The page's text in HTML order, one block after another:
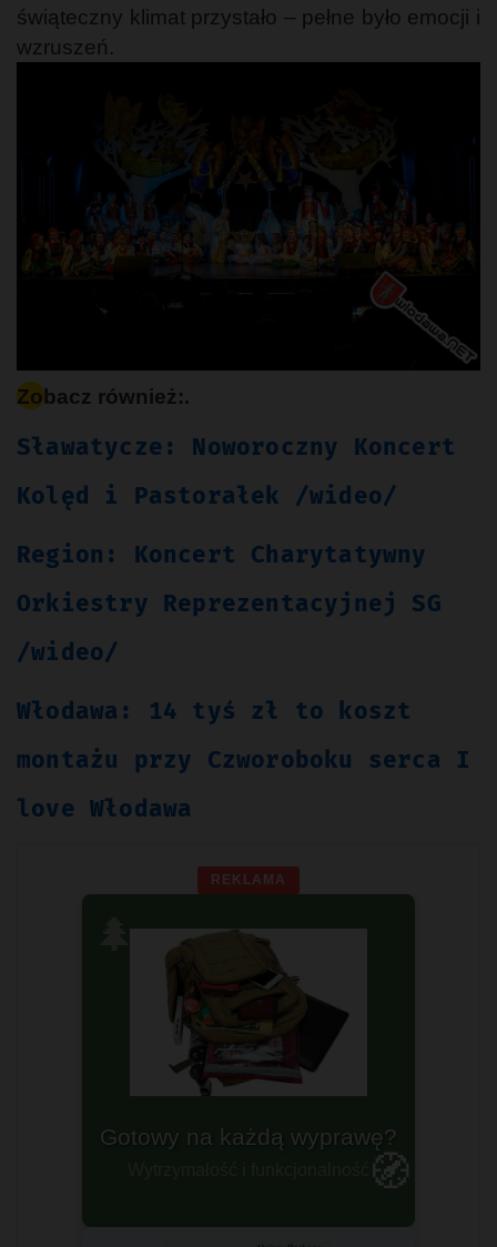
świąteczny klimat przystało – pełne było emocji i
wzruszeń.
Zobacz również:.
Sławatycze: Noworoczny Koncert
Kolęd i Pastorałek /wideo/
Region: Koncert Charytatywny
Orkiestry Reprezentacyjnej SG
/wideo/
Włodawa: 14 tyś zł to koszt
montażu przy Czworoboku serca I
love Włodawa
REKLAMA
🌲
🧭
Plecaki militarne